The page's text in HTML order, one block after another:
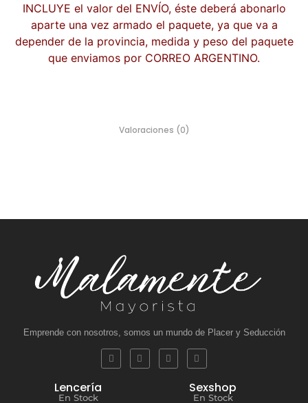
INCLUYE el valor del ENVÍO, éste deberá abonarlo
aparte una vez armado el paquete, ya que va a
depender de la provincia, medida y peso del paquete
que enviamos por CORREO ARGENTINO.
Valoraciones (0)
Emprende con nosotros, somos un mundo de Placer y Seducción
Lencería
En Stock
Sexshop
En Stock